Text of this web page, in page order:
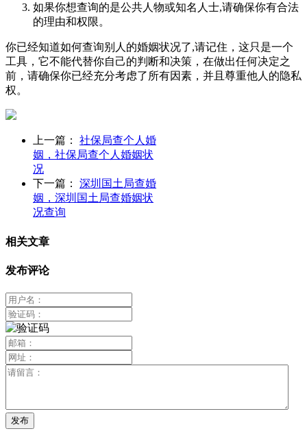
如果你想查询的是公共人物或知名人士,请确保你有合法
的理由和权限。
你已经知道如何查询别人的婚姻状况了,请记住，这只是一个
工具，它不能代替你自己的判断和决策，在做出任何决定之
前，请确保你已经充分考虑了所有因素，并且尊重他人的隐私
权。
上一篇：
社保局查个人婚
姻，社保局查个人婚姻状
况
下一篇：
深圳国土局查婚
姻，深圳国土局查婚姻状
况查询
相关文章
发布评论